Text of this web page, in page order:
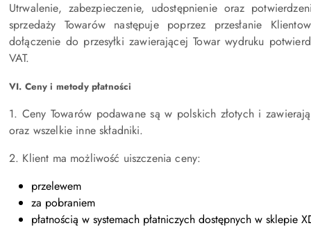
Utrwalenie, zabezpieczenie, udostępnienie oraz
sprzedaży Towarów następuje poprzez przesłanie
dołączenie do przesyłki zawierającej Towar wydruku
VAT.
VI. Ceny i metody płatności
1. Ceny Towarów podawane są w polskich złotych i
oraz wszelkie inne składniki.
2. Klient ma możliwość uiszczenia ceny:
przelewem
za pobraniem
płatnością w systemach płatniczych dostępnych w sklepie